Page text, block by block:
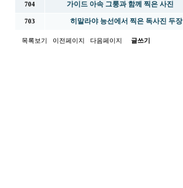
704 가이드 아속 그룽과 함께 찍은 사진
703 히말라야 능선에서 찍은 독사진 두장
목록보기 이전페이지 다음페이지 글쓰기